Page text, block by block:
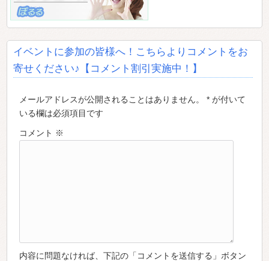
イベントに参加の皆様へ！こちらよりコメントをお
寄せください♪【コメント割引実施中！】
メールアドレスが公開されることはありません。 * が付いて
いる欄は必須項目です
コメント ※
内容に問題なければ、下記の「コメントを送信する」ボタン